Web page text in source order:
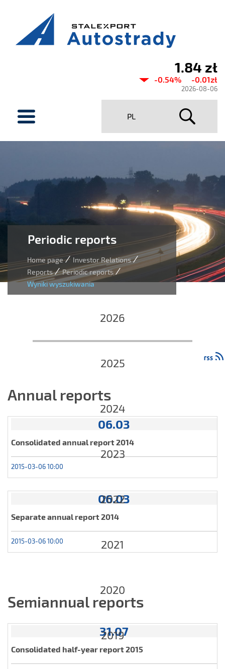
price
Stalexport
Autostrady
1.84 zł
-0.54% -0.01zł
2026-08-06
PL
Periodic reports
Home page/ Investor Relations/
Reports/ Periodic reports/
Wyniki wyszukiwania
2026
2025
2024
2023
2022
2021
2020
2019
Annual reports
06.03
Consolidated annual report 2014
2015-03-06 10:00
06.03
Separate annual report 2014
2015-03-06 10:00
Semiannual reports
31.07
Consolidated half-year report 2015